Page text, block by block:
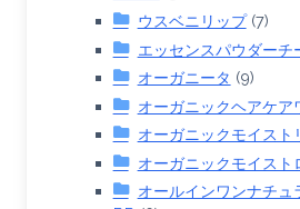
ウスベニリップ(7)
エッセンスパウダーチ
オーガニータ (9)
オーガニックヘアケア
オーガニックモイスト
オーガニックモイスト
オールインワンナチュ